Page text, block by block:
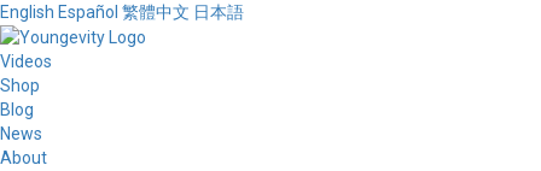
English Español 繁體中文 日本語
Videos
Shop
Blog
News
About